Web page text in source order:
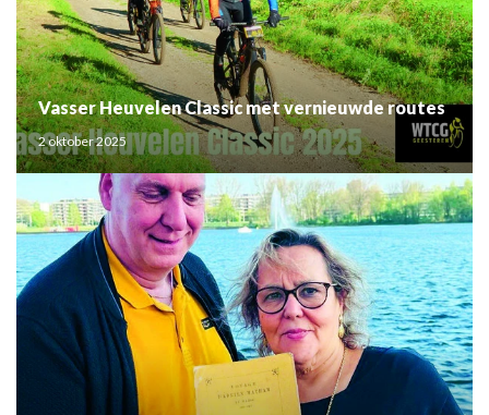
Vasser Heuvelen Classic met vernieuwde routes
2 oktober 2025